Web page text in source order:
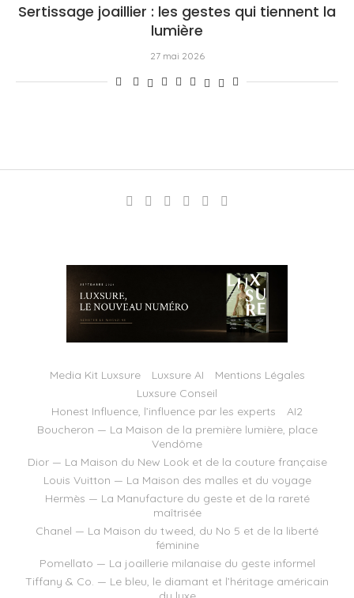
Sertissage joaillier : les gestes qui tiennent la
lumière
27 mai 2026
Media Kit Luxsure Luxsure AI
Mentions Légales
Luxsure Conseil
Honest Influence, l’influence par les experts
AI2
Boucheron — La Maison de la première lumière, place
Vendôme
Dior — La Maison du New Look et de la couture française
Louis Vuitton — La Maison des malles et du voyage
Hermès — La Manufacture du geste et de la rareté
maîtrisée
Chanel — La Maison du tweed, du No 5 et de la liberté
féminine
Pomellato — La joaillerie milanaise du geste informel
Tiffany & Co. — Le bleu, le diamant et l’héritage américain